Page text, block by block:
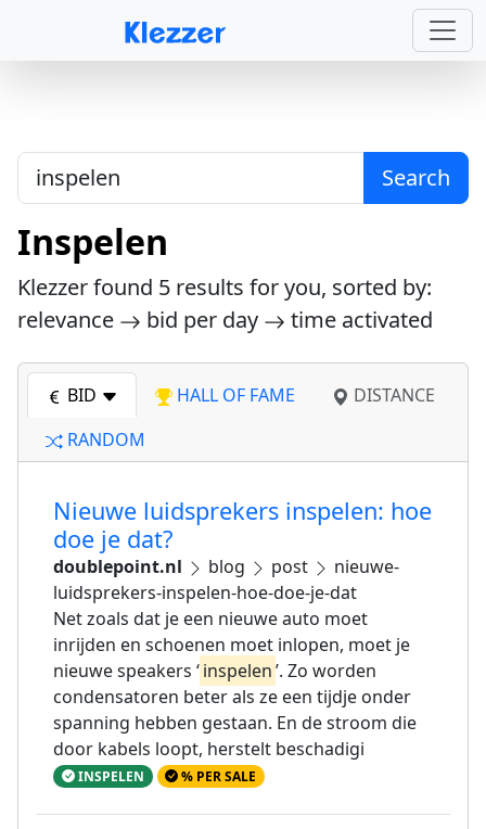
Search
Inspelen
Klezzer found 5 results for you, sorted by:
relevance
bid per day time activated
BID HALL OF FAME
DISTANCE
RANDOM
Nieuwe luidsprekers inspelen: hoe
doe je dat?
doublepoint.nl blog post
nieuwe-
luidsprekers-inspelen-hoe-doe-je-dat
Net zoals dat je een nieuwe auto moet
inrijden en schoenen moet inlopen, moet je
nieuwe speakers ‘inspelen’. Zo worden
condensatoren beter als ze een tijdje onder
spanning hebben gestaan. En de stroom die
door kabels loopt, herstelt beschadigi
INSPELEN % PER SALE